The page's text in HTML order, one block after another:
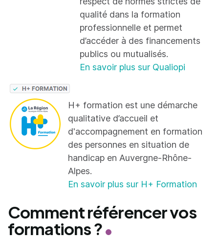
qualité dans la formation
professionnelle et permet
d’accéder à des financements
publics ou mutualisés.
En savoir plus sur Qualiopi
H+ formation est une démarche
qualitative d’accueil et
d'accompagnement en formation
des personnes en situation de
handicap en Auvergne-Rhône-
Alpes.
En savoir plus sur H+ Formation
Comment référencer vos
formations ?